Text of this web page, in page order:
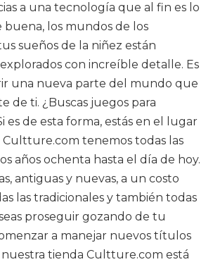
a una tecnología que al fin es lo
los mundos de los
sueños de la niñez están
con increíble detalle. Es
una nueva parte del mundo que
de ti. ¿Buscas juegos para
es de esta forma, estás en el lugar
tenemos todas las
años ochenta hasta el día de hoy.
antiguas y nuevas, a un costo
las tradicionales y también todas
proseguir gozando de tu
a manejar nuevos títulos
nuestra tienda Cultture.com está